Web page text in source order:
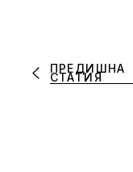
ПРЕДИШНА
СТАТИЯ